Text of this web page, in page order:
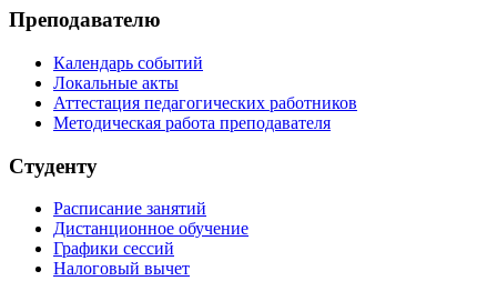
Преподавателю
Календарь событий
Локальные акты
Аттестация педагогических работников
Методическая работа преподавателя
Студенту
Расписание занятий
Дистанционное обучение
Графики сессий
Налоговый вычет